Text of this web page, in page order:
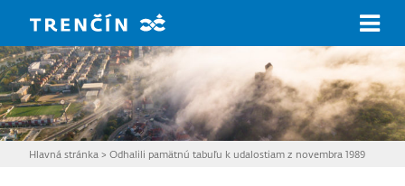
Hlavná stránka >Odhalili pamätnú tabuľu k udalostiam z novembra 1989